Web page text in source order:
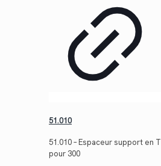
51.010
51.010 – Espaceur support en T
pour 300